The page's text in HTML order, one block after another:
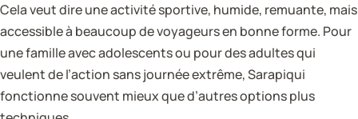
Cela veut dire une activité sportive, humide, remuante, mais
accessible à beaucoup de voyageurs en bonne forme. Pour
une famille avec adolescents ou pour des adultes qui
veulent de l’action sans journée extrême, Sarapiqui
fonctionne souvent mieux que d’autres options plus